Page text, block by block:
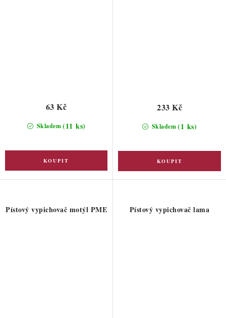
Skladem(11 ks)
63 Kč
Skladem(1 ks)
233 Kč
Pístový vypichovač motýl PME Pístový vypichovač lama